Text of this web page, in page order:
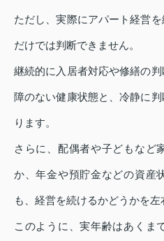
ただし、実際にアパート経営
だけでは判断できません。
継続的に入居者対応や修繕の
障のない健康状態と、冷静に
ります。
さらに、配偶者や子どもなど
か、年金や預貯金などの資産
も、経営を続けるかどうかを左
このように、実年齢はあくま